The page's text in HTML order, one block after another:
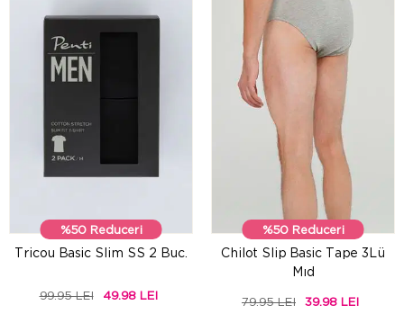
%50 Reduceri
Tricou Basic Slim SS 2 Buc.
99.95 LEI 49.98 LEI
%50 Reduceri
Chilot Slip Basic Tape 3Lü
Mıd
79.95 LEI 39.98 LEI